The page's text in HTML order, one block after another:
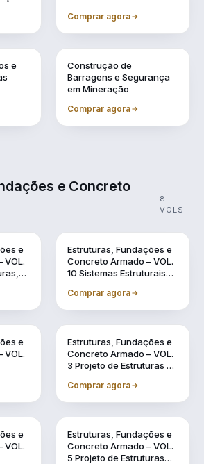
Comprar agora
e
Construção de
Barragens e Segurança
em Mineração
Comprar agora
e Concreto
8
VOLS
e
VOL.
Estruturas, Fundações e
Concreto Armado – VOL.
10 Sistemas Estruturais
Comprar agora
e
VOL.
Estruturas, Fundações e
Concreto Armado – VOL.
3 Projeto de Estruturas de
meio de Software BIM
Comprar agora
e
VOL.
Estruturas, Fundações e
Concreto Armado – VOL.
5 Projeto de Estruturas